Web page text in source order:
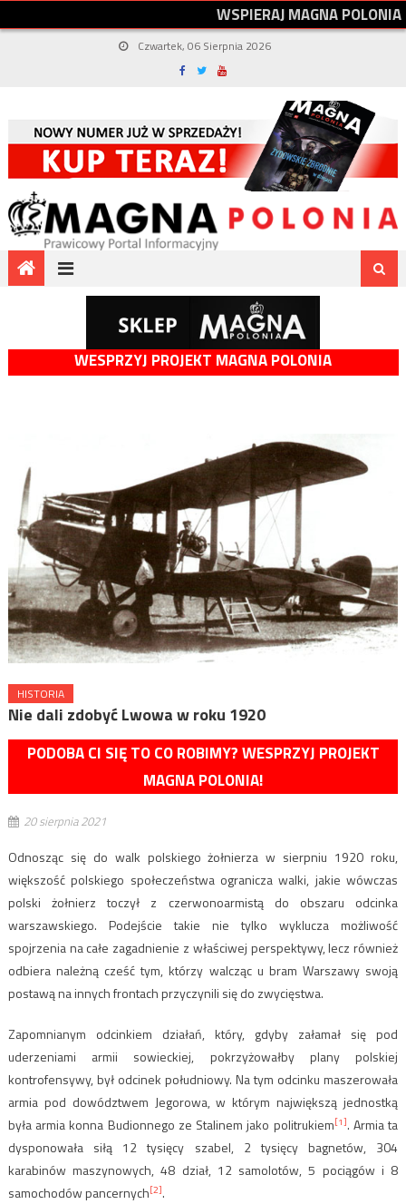
WSPIERAJMAGNAPOLONIA
Czwartek, 06 Sierpnia 2026
WESPRZYJ PROJEKT MAGNA POLONIA
HISTORIA
Nie dali zdobyć Lwowa w roku 1920
PODOBA CI SIĘ TO CO ROBIMY? WESPRZYJ PROJEKT
MAGNA POLONIA!
20 sierpnia 2021
Odnosząc się do walk polskiego żołnierza w sierpniu 1920 roku,
większość polskiego społeczeństwa ogranicza walki, jakie wówczas
polski żołnierz toczył z czerwonoarmistą do obszaru odcinka
warszawskiego. Podejście takie nie tylko wyklucza możliwość
spojrzenia na całe zagadnienie z właściwej perspektywy, lecz również
odbiera należną cześć tym, którzy walcząc u bram Warszawy swoją
postawą na innych frontach przyczynili się do zwycięstwa.
Zapomnianym odcinkiem działań, który, gdyby załamał się pod
uderzeniami armii sowieckiej, pokrzyżowałby plany polskiej
kontrofensywy, był odcinek południowy. Na tym odcinku maszerowała
armia pod dowództwem Jegorowa, w którym największą jednostką
była armia konna Budionnego ze Stalinem jako politrukiem[1]. Armia ta
dysponowała siłą 12 tysięcy szabel, 2 tysięcy bagnetów, 304
karabinów maszynowych, 48 dział, 12 samolotów, 5 pociągów i 8
samochodów pancernych[2].